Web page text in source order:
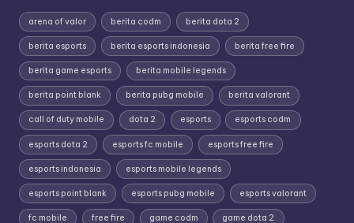
arena of valor berita codm berita dota 2
berita esports berita esports indonesia berita free fire
berita game esports berita mobile legends
berita point blank berita pubg mobile berita valorant
call of duty mobile dota 2 esports esports codm
esports dota 2 esports fc mobile esports free fire
esports indonesia esports mobile legends
esports point blank esports pubg mobile esports valorant
fc mobile free fire game codm game dota 2